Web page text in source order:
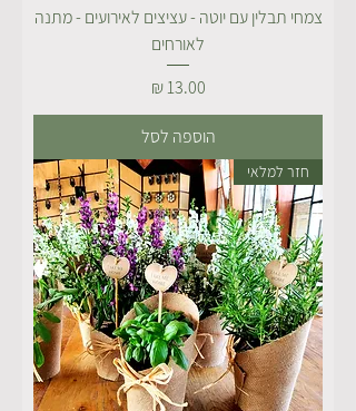
צמחי תבלין עם יוטה - עציצים לאירועים - מתנה
לאורחים
מחיר
הוספה לסל
חזר למלאי